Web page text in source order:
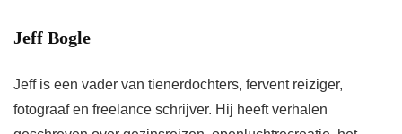
Jeff Bogle
Jeff is een vader van tienerdochters, fervent reiziger,
fotograaf en freelance schrijver. Hij heeft verhalen